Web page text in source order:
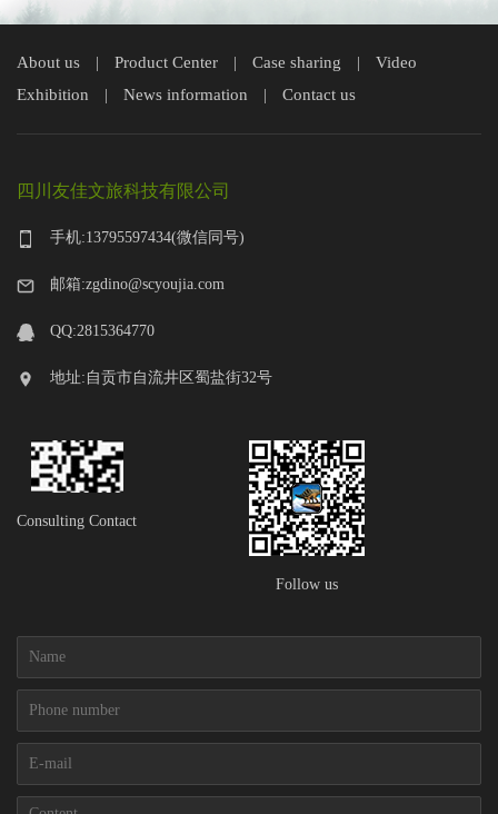
About us Product Center Case sharing
Video
Exhibition
News information Contact us
四川友佳文旅科技有限公司
手机:13795597434(微信同号)
邮箱:zgdino@scyoujia.com
QQ:2815364770
地址:自贡市自流井区蜀盐街32号
Consulting Contact
Follow us